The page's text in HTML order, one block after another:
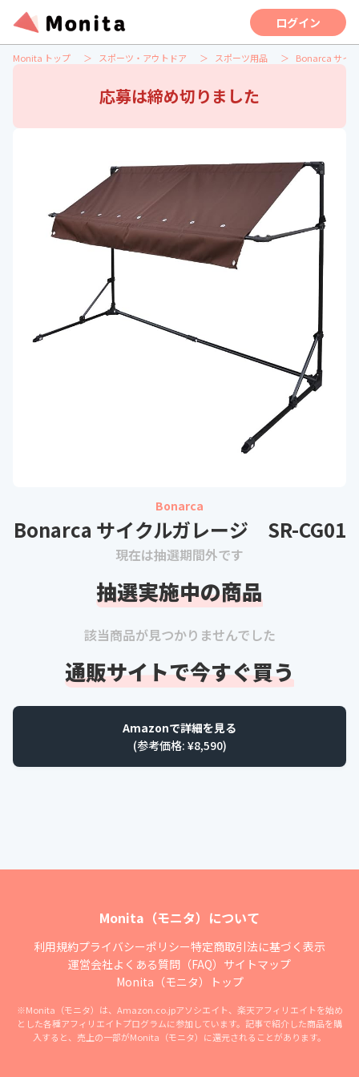
ログイン
Monita トップ スポーツ・アウトドア スポーツ用品 Bonarca サイ
応募は締め切りました
Bonarca
Bonarca サイクルガレージ SR-CG01
現在は抽選期間外です
抽選実施中の商品
該当商品が見つかりませんでした
通販サイトで今すぐ買う
Amazonで詳細を見る
(参考価格: ¥8,590)
Monita（モニタ）について
利用規約プライバシーポリシー特定商取引法に基づく表示
運営会社よくある質問（FAQ） サイトマップ
Monita（モニタ）トップ
※Monita（モニタ）は、Amazon.co.jpアソシエイト、楽天アフィリエイトを始め
とした各種アフィリエイトプログラムに参加しています。記事で紹介した商品を購
入すると、売上の一部がMonita（モニタ）に還元されることがあります。